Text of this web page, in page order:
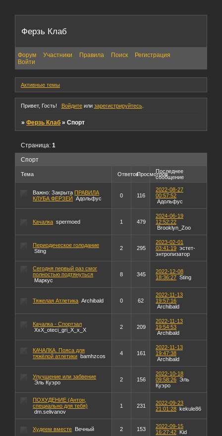
Ферзь Клаб
Форум Участники Правила Поиск
Регистрация
Войти
Активные темы
Привет, Гость! Войдитеили зарегистрируйтесь.
»Ферзь Клаб »Спорт
Спорт
Страница:1
Тема ОтветовПросмотровПоследнее
сообщение
Важно: Закрыта ПРАВИЛА
КЛУБА ФЕРЗЕЙ
Адольфус 0 116
2022-08-27
00:57:52
Адольфус
Качалка spermoed 1 479
2024-06-19
12:52:22
Brooklyn_Zoo
Периодическое голодание
Sting
2 295
2023-02-01
03:41:19 эстет-
энтропизатор
Сегодня первый раз смог
полностью подтянуться
Маркус
8 345
2022-12-08
18:36:27 Sting
Тяжелая Атлетика Archibald 0 62
2022-11-13
19:57:16
Archibald
Качалка - Спортзал
XxX_oteci_gri_X_x_X
2 209
2022-11-13
19:54:53
Archibald
КАЧАЛКА. Пояса для
тяжёлой атлетики bamhzcos 4 161
2022-11-13
19:47:38
Archibald
Улучшение или забвение
Эль Куэро
2 156
2022-10-18
09:58:26 Эль
Куэро
ПОХУДЕНИЕ (Антон,
специально для тебя)
dm.selivanov
1 231
2022-09-23
21:01:28 kekule86
Худеем вместе Вечный 2 153
2022-09-15
16:27:42
Kid